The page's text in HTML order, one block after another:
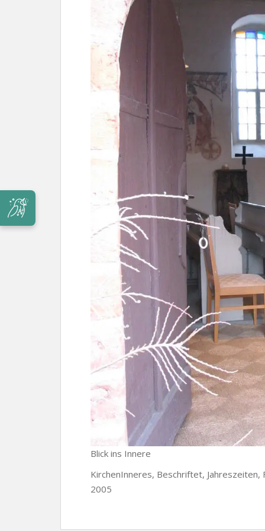
Blick ins Innere
KirchenInneres, Beschriftet,
2005